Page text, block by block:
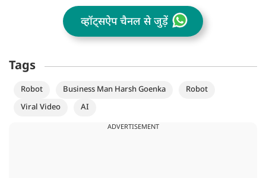
व्हॉट्सऐप चैनल से जुड़ें
Tags
Robot Business Man Harsh Goenka
Robot
Viral Video
AI
ADVERTISEMENT